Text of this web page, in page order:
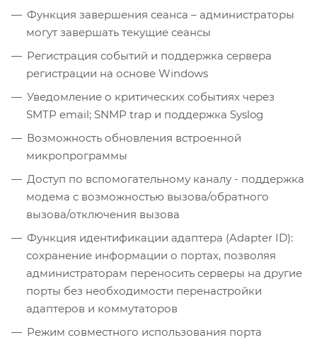
Функция завершения сеанса – администраторы
могут завершать текущие сеансы
Регистрация событий и поддержка сервера
регистрации на основе Windows
Уведомление о критических событиях через
SMTP email; SNMP trap и поддержка Syslog
Возможность обновления встроенной
микропрограммы
Доступ по вспомогательному каналу - поддержка
модема с возможностью вызова/обратного
вызова/отключения вызова
Функция идентификации адаптера (Adapter ID):
сохранение информации о портах, позволяя
администраторам переносить серверы на другие
порты без необходимости перенастройки
адаптеров и коммутаторов
Режим совместного использования порта